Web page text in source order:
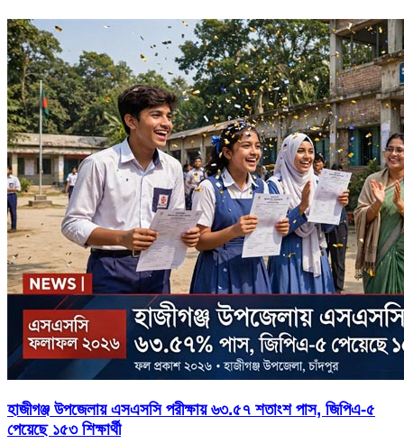
হাজীগঞ্জ উপজেলায় এসএসসি পরীক্ষায় ৬৩.৫৭ শতাংশ পাস, জিপিএ-৫
পেয়েছে ১৫৩ শিক্ষার্থী